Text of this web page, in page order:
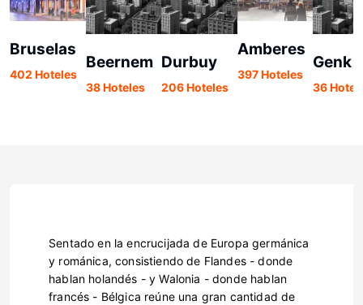
Bruselas
402 Hoteles
Beernem
38 Hoteles
Durbuy
206 Hoteles
Amberes
397 Hoteles
Genk
36
Sentado en la encrucijada de Europa germánica
y románica, consistiendo de Flandes - donde
hablan holandés - y Walonia - donde hablan
francés - Bélgica reúne una gran cantidad de